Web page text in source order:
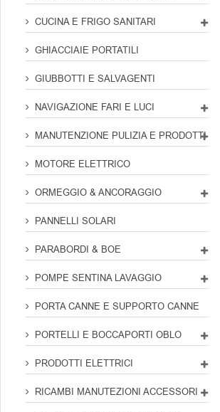
CUCINA E FRIGO SANITARI
GHIACCIAIE PORTATILI
GIUBBOTTI E SALVAGENTI
NAVIGAZIONE FARI E LUCI
MANUTENZIONE PULIZIA E PRODOTTI
MOTORE ELETTRICO
ORMEGGIO & ANCORAGGIO
PANNELLI SOLARI
PARABORDI & BOE
POMPE SENTINA LAVAGGIO
PORTA CANNE E SUPPORTO CANNE
PORTELLI E BOCCAPORTI OBLO
PRODOTTI ELETTRICI
RICAMBI MANUTEZIONI ACCESSORI